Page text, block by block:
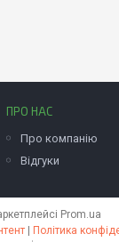
ПРО НАС
Про компанію
Відгуки
Prom.ua
| Політика